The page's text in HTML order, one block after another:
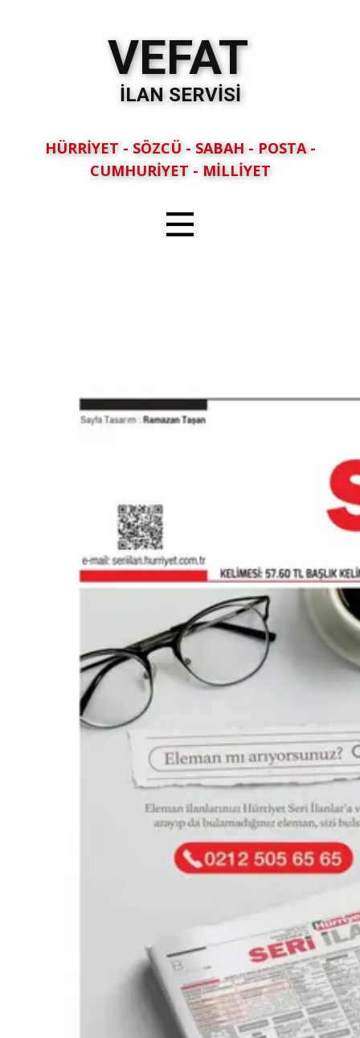
VEFAT
İLAN SERVİSİ
HÜRRİYET - SÖZCÜ - SABAH - POSTA -
CUMHURİYET - MİLLİYET